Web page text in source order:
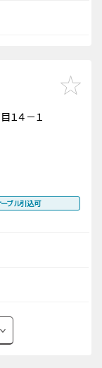
１４－１
ブル引込可